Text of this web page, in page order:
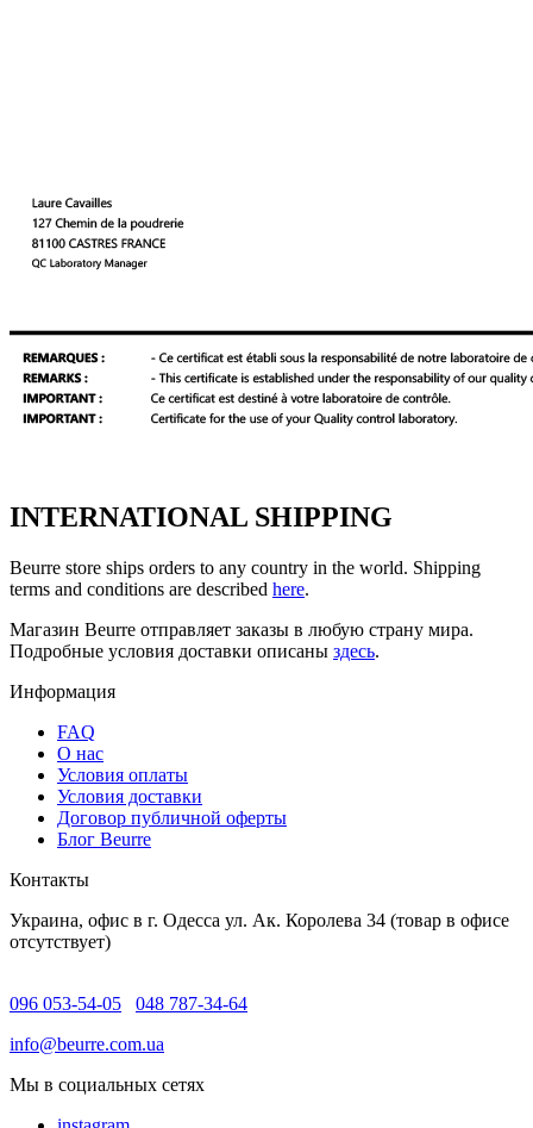
INTERNATIONAL SHIPPING
Beurre store ships orders to any country in the world. Shipping
terms and conditions are described here.
Магазин Beurre отправляет заказы в любую страну мира.
Подробные условия доставки описаны здесь.
Информация
FAQ
O нас
Условия оплаты
Условия доставки
Договор публичной оферты
Блог Beurre
Контакты
Украина, офис в г. Одесса ул. Ак. Королева 34 (товар в офисе
отсутствует)
096 053-54-05
048 787-34-64
info@beurre.com.ua
Мы в социальных сетях